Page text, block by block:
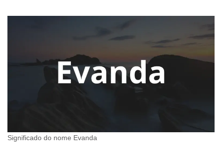
Significado do nome Evanda